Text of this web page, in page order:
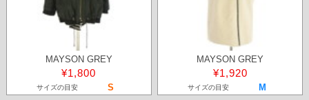
MAYSON GREY
¥1,800
サイズの目安 S
MAYSON GREY
¥1,920
サイズの目安 M